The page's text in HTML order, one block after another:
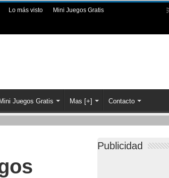
Lo más visto Mini Juegos Gratis
Mini Juegos Gratis Mas [+] Contacto
Publicidad